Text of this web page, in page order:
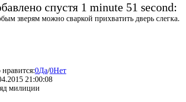
спустя 1 minute 51 second:
зверям можно сваркой прихватить дверь слегка.
0Да/0Нет
21:00:08
милиции